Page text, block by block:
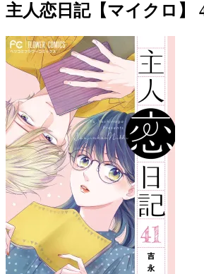
主人恋日記【マイクロ】